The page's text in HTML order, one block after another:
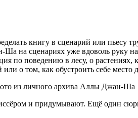
книгу в сценарий или пьесу
на сценариях уже вдоволь руку
по поведению в лесу, о растениях,
о том, как обустроить себе место
из личного архива Аллы Джан-Ша
и придумывают. Ещё один